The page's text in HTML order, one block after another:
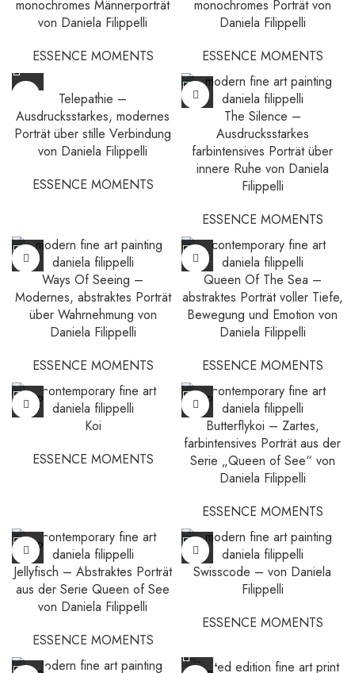
monochromes Männerporträt
von Daniela Filippelli
ESSENCE MOMENTS
monochromes Porträt von
Daniela Filippelli
ESSENCE MOMENTS
Telepathie –
Ausdrucksstarkes, modernes
Porträt über stille Verbindung
von Daniela Filippelli
ESSENCE MOMENTS
The Silence –
Ausdrucksstarkes
farbintensives Porträt über
innere Ruhe von Daniela
Filippelli
ESSENCE MOMENTS
Ways Of Seeing –
Modernes, abstraktes Porträt
über Wahrnehmung von
Daniela Filippelli
ESSENCE MOMENTS
Queen Of The Sea –
abstraktes Porträt voller Tiefe,
Bewegung und Emotion von
Daniela Filippelli
ESSENCE MOMENTS
SOLD
OUT
Koi
ESSENCE MOMENTS
SOLD
OUT
Butterflykoi – Zartes,
farbintensives Porträt aus der
Serie „Queen of See“ von
Daniela Filippelli
ESSENCE MOMENTS
SOLD
OUT
Jellyfisch – Abstraktes Porträt
aus der Serie Queen of See
von Daniela Filippelli
ESSENCE MOMENTS
Swisscode – von Daniela
Filippelli
ESSENCE MOMENTS